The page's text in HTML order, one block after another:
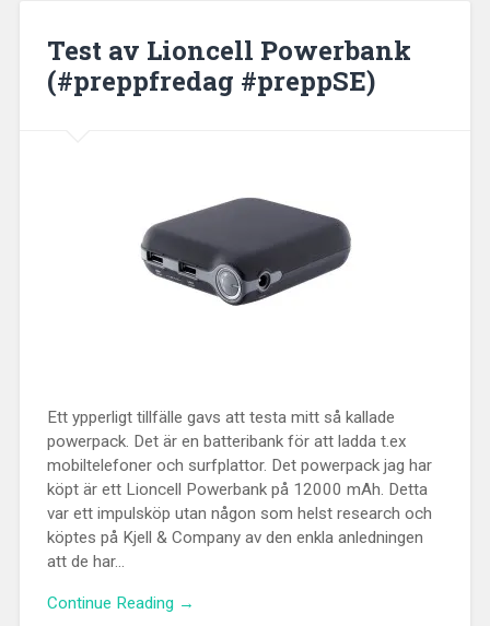
Test av Lioncell Powerbank
(#preppfredag #preppSE)
Ett ypperligt tillfälle gavs att testa mitt så kallade
powerpack. Det är en batteribank för att ladda t.ex
mobiltelefoner och surfplattor. Det powerpack jag har
köpt är ett Lioncell Powerbank på 12000 mAh. Detta
var ett impulsköp utan någon som helst research och
köptes på Kjell & Company av den enkla anledningen
att de har...
Continue Reading →